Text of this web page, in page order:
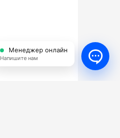
Менеджер онлайн
Напишите нам